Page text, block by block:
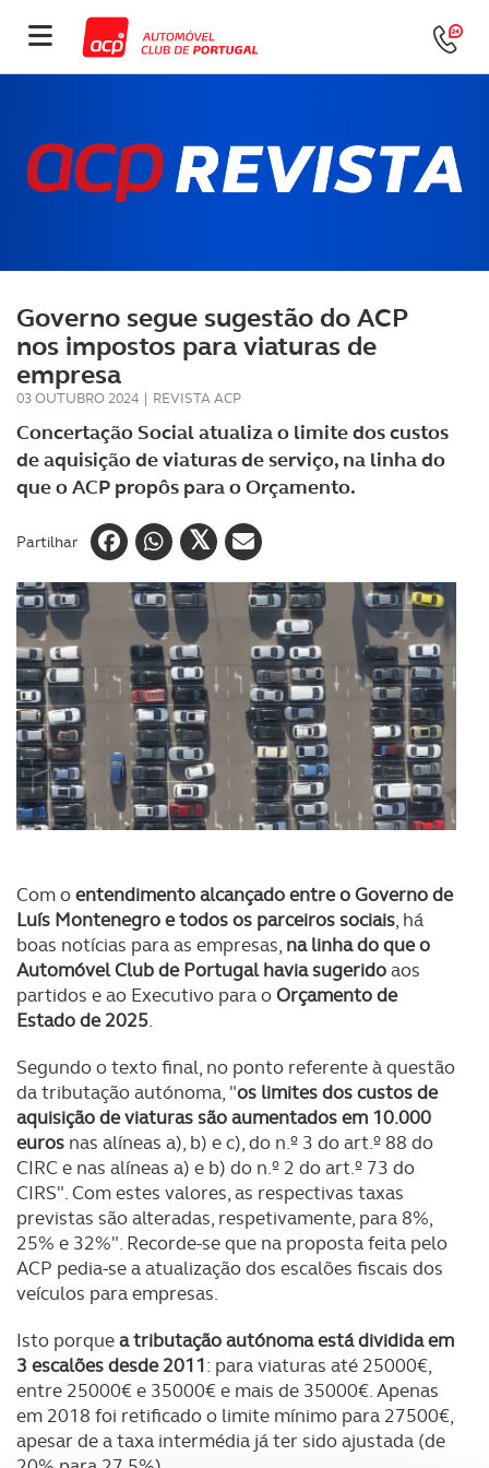
Governo segue sugestão do ACP
nos impostos para viaturas de
empresa
03 OUTUBRO 2024 | REVISTA ACP
Concertação Social atualiza o limite dos custos
de aquisição de viaturas de serviço, na linha do
que o ACP propôs para o Orçamento.
Partilhar
Com oentendimento alcançado entre o Governo de
Luís Montenegro e todos os parceiros sociais, há
boas notícias para as empresas, na linha do que o
Automóvel Club de Portugal havia sugeridoaos
partidos e ao Executivo para oOrçamento de
Estado de 2025.
Segundo o texto final, no ponto referente à questão
da tributação autónoma, "os limites dos custos de
aquisição de viaturas são aumentados em 10.000
euros nas alíneas a), b) e c), do n.º 3 do art.º 88 do
CIRC e nas alíneas a) e b) do n.º 2 do art.º 73 do
CIRS". Com estes valores, as respectivas taxas
previstas são alteradas, respetivamente, para 8%,
25% e 32%". Recorde-se que na proposta feita pelo
ACP pedia-se a atualização dos escalões fiscais dos
veículos para empresas.
Isto porquea tributação autónoma está dividida em
3 escalões desde 2011: para viaturas até 25000€,
entre 25000€ e 35000€ e mais de 35000€. Apenas
em 2018 foi retificado o limite mínimo para 27500€,
apesar de a taxa intermédia já ter sido ajustada (de